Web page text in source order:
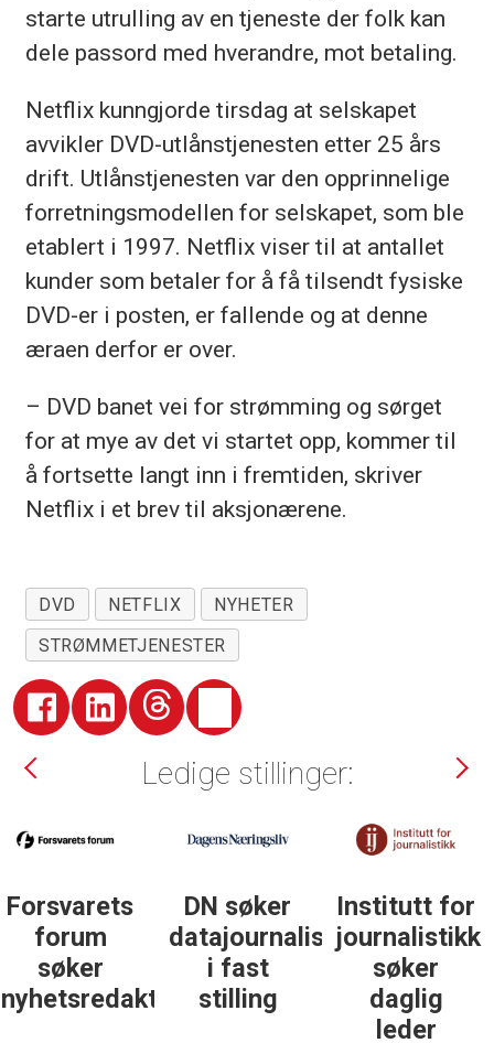
starte utrulling av en tjeneste der folk kan
dele passord med hverandre, mot betaling.
Netflix kunngjorde tirsdag at selskapet
avvikler DVD-utlånstjenesten etter 25 års
drift. Utlånstjenesten var den opprinnelige
forretningsmodellen for selskapet, som ble
etablert i 1997. Netflix viser til at antallet
kunder som betaler for å få tilsendt fysiske
DVD-er i posten, er fallende og at denne
æraen derfor er over.
– DVD banet vei for strømming og sørget
for at mye av det vi startet opp, kommer til
å fortsette langt inn i fremtiden, skriver
Netflix i et brev til aksjonærene.
DVD NETFLIX
NYHETER
STRØMMETJENESTER
Ledige stillinger:
DN søker
datajournalist
i fast
stilling
Institutt for
journalistikk
søker
daglig
DN søker
some-
journalist